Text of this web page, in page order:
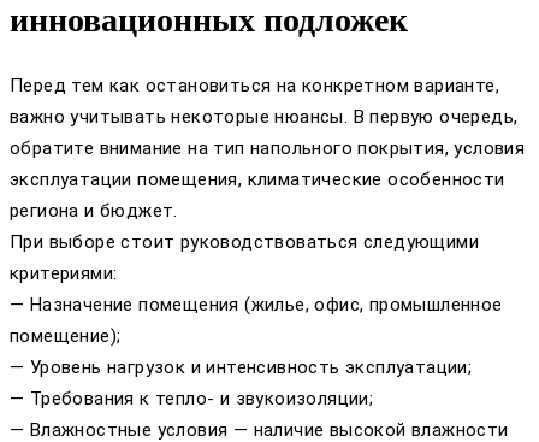
инновационных подложек
Перед тем как остановиться на конкретном варианте,
важно учитывать некоторые нюансы. В первую очередь,
обратите внимание на тип напольного покрытия, условия
эксплуатации помещения, климатические особенности
региона и бюджет.
При выборе стоит руководствоваться следующими
критериями:
— Назначение помещения (жилье, офис, промышленное
помещение);
— Уровень нагрузок и интенсивность эксплуатации;
— Требования к тепло- и звукоизоляции;
— Влажностные условия — наличие высокой влажности